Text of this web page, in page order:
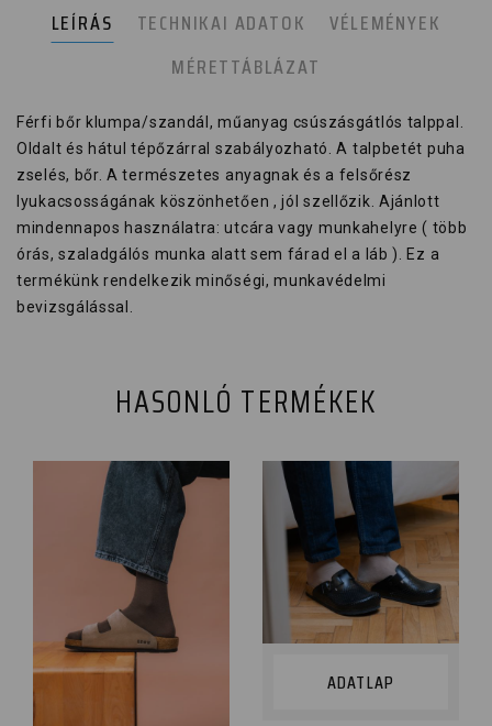
LEÍRÁS TECHNIKAI ADATOK
VÉLEMÉNYEK
MÉRETTÁBLÁZAT
Férfi bőr klumpa/szandál, műanyag csúszásgátlós talppal.
Oldalt és hátul tépőzárral szabályozható. A talpbetét puha
zselés, bőr. A természetes anyagnak és a felsőrész
lyukacsosságának köszönhetően , jól szellőzik. Ajánlott
mindennapos használatra: utcára vagy munkahelyre ( több
órás, szaladgálós munka alatt sem fárad el a láb ). Ez a
termékünk rendelkezik minőségi, munkavédelmi
bevizsgálással.
HASONLÓ TERMÉKEK
ADATLAP